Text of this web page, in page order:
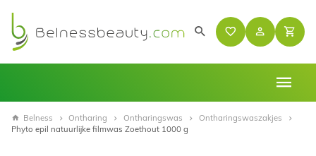
Belness Ontharing Ontharingswas
Ontharingswaszakjes
Phyto epil natuurlijke filmwas Zoethout 1000 g